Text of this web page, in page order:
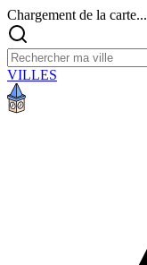
Chargement de la carte...
VILLES